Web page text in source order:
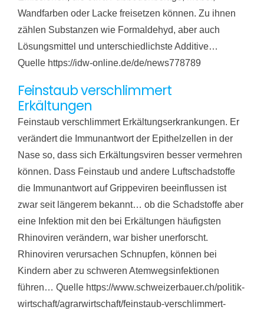
Wandfarben oder Lacke freisetzen können. Zu ihnen
zählen Substanzen wie Formaldehyd, aber auch
Lösungsmittel und unterschiedlichste Additive…
Quelle https://idw-online.de/de/news778789
Feinstaub verschlimmert
Erkältungen
Feinstaub verschlimmert Erkältungserkrankungen. Er
verändert die Immunantwort der Epithelzellen in der
Nase so, dass sich Erkältungsviren besser vermehren
können. Dass Feinstaub und andere Luftschadstoffe
die Immunantwort auf Grippeviren beeinflussen ist
zwar seit längerem bekannt… ob die Schadstoffe aber
eine Infektion mit den bei Erkältungen häufigsten
Rhinoviren verändern, war bisher unerforscht.
Rhinoviren verursachen Schnupfen, können bei
Kindern aber zu schweren Atemwegsinfektionen
führen… Quelle https://www.schweizerbauer.ch/politik-
wirtschaft/agrarwirtschaft/feinstaub-verschlimmert-